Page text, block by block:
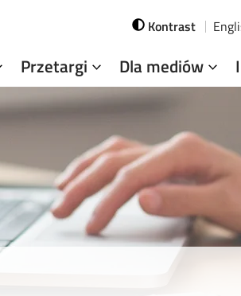
Przetargi Dla mediów
Kontrast